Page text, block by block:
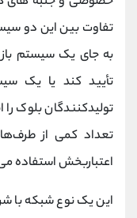
تفاوت بین این دو
به جای یک سیستم
تأیید کند یا یک
تولیدکنندگان بلوک
تعداد کمی از
اعتباربخش استفاده
این یک نوع شبکه با